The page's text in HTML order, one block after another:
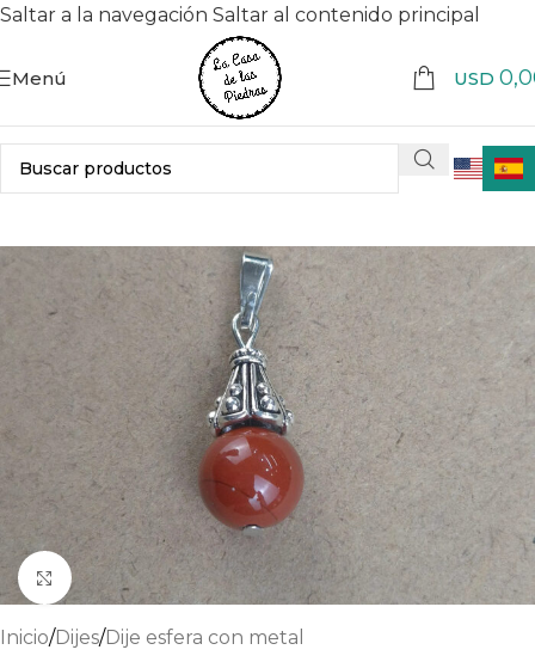
Saltar a la navegación Saltar al contenido principal
Menú USD
Haga clic para ampliar
Inicio/Dijes/Dije esfera con metal